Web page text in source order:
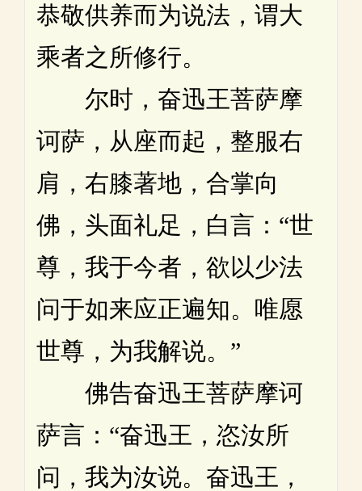
恭敬供养而为说法，谓大
乘者之所修行。
尔时，奋迅王菩萨摩
诃萨，从座而起，整服右
肩，右膝著地，合掌向
佛，头面礼足，白言：“世
尊，我于今者，欲以少法
问于如来应正遍知。唯愿
世尊，为我解说。”
佛告奋迅王菩萨摩诃
萨言：“奋迅王，恣汝所
问，我为汝说。奋迅王，